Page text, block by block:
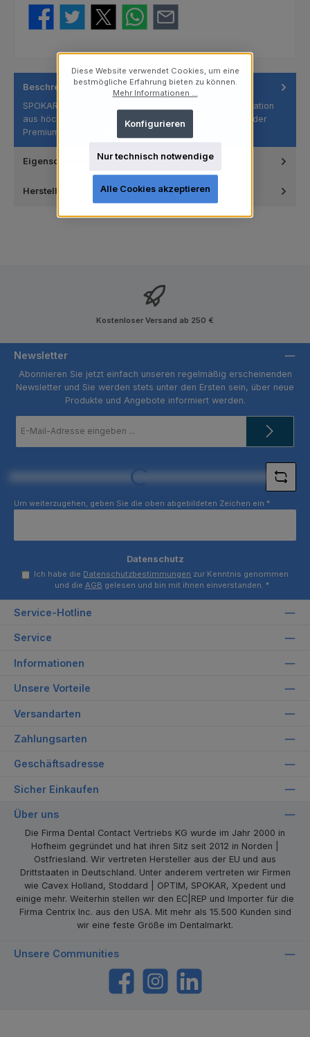
Beschreibung
SPOKAR X SOFT ZahnbürsteEntdecken Sie die Kombination
aus höchster Funktionalität und modernem Design mit der
Premium- Zahnb…
Eigenschaften
Hersteller
Kostenloser Versand ab 250 €
Newsletter
Abonnieren Sie jetzt einfach unseren regelmäßig erscheinenden
Newsletter und Sie werden stets unter den Ersten sein, über neue
Produkte und Angebote informiert werden.
Mail-
Loading...
Um weiterzugehen, geben Sie die oben abgebildeten Zeichen ein *
Datenschutz
Ich habe die Datenschutzbestimmungen zur Kenntnis genommen
und die AGB gelesen und bin mit ihnen einverstanden. *
Service-Hotline
Service
Informationen
Unsere Vorteile
Versandarten
Zahlungsarten
Geschäftsadresse
Sicher Einkaufen
Über uns
Die Firma Dental Contact Vertriebs KG wurde im Jahr 2000 in
Hofheim gegründet und hat ihren Sitz seit 2012 in Norden |
Ostfriesland. Wir vertreten Hersteller aus der EU und aus
Drittstaaten in Deutschland. Unter anderem vertreten wir Firmen
wie Cavex Holland, Stoddard | OPTIM, SPOKAR, Xpedent und
einige mehr. Weiterhin stellen wir den EC|REP und Importer für die
Firma Centrix Inc. aus den USA. Mit mehr als 15.500 Kunden sind
wir eine feste Größe im Dentalmarkt.
Unsere Communities
https://www.facebook.com/dentalcontact
Instagram
Diese Website verwendet Cookies, um eine
bestmögliche Erfahrung bieten zu können.
Mehr Informationen ...
Nur technisch notwendige
Konfigurieren
Alle Cookies akzeptieren